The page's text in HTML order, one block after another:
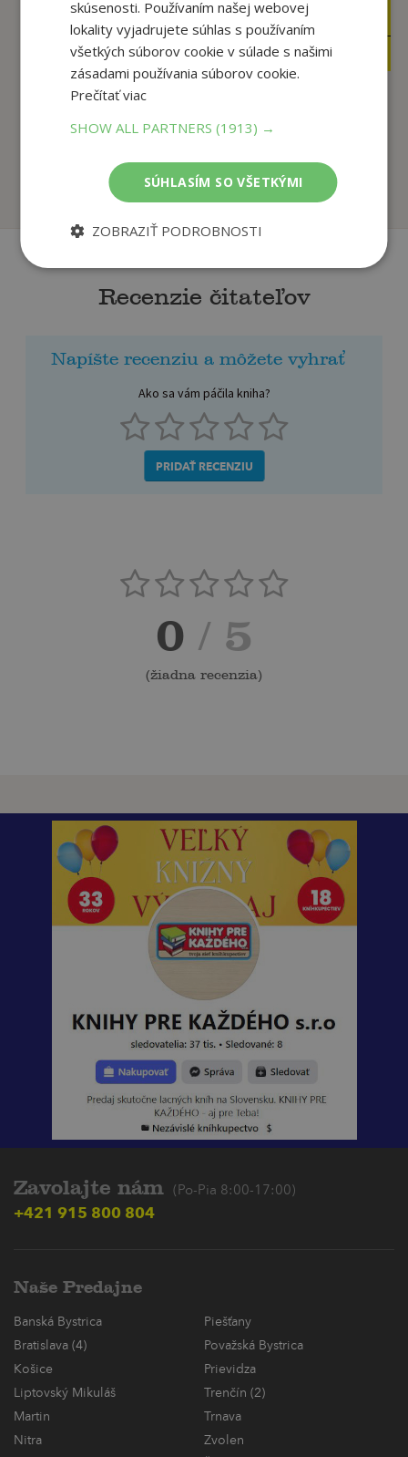
7,90€
4,95€
škôlky po školu (5-7
...
Super kniha nápadov
na malé a veľké d...
Na sklade
Recenzie čitateľov
Napíšte recenziu a môžete vyhrať
Ako sa vám páčila kniha?
PRIDAŤ RECENZIU
0 / 5
(žiadna recenzia)
Zavolajte nám (Po-Pia 8:00-17:00)
+421 915 800 804
Naše Predajne
Banská Bystrica
Piešťany
Bratislava (4)
Považská Bystrica
Košice
Prievidza
Liptovský Mikuláš
Trenčín (2)
Martin
Trnava
Nitra
Zvolen
skúsenosti. Používaním našej webovej
lokality vyjadrujete súhlas s používaním
všetkých súborov cookie v súlade s našimi
zásadami používania súborov cookie.
Prečítať viac
SHOW ALL PARTNERS(1913) →
SÚHLASÍM SO VŠETKÝMI
ZOBRAZIŤ PODROBNOSTI